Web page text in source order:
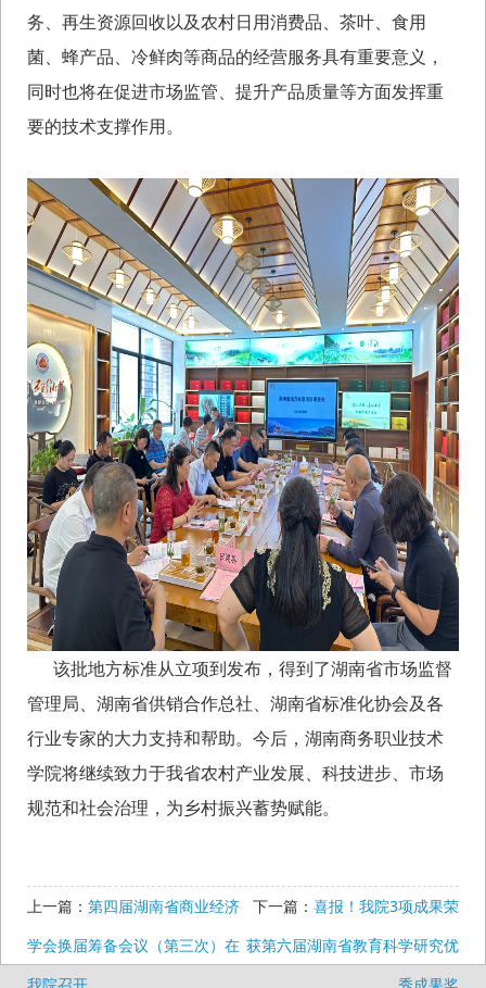
务、再生资源回收以及农村日用消费品、茶叶、食用
菌、蜂产品、冷鲜肉等商品的经营服务具有重要意义，
同时也将在促进市场监管、提升产品质量等方面发挥重
要的技术支撑作用。
该批地方标准从立项到发布，得到了湖南省市场监督
管理局、湖南省供销合作总社、湖南省标准化协会及各
行业专家的大力支持和帮助。今后，湖南商务职业技术
学院将继续致力于我省农村产业发展、科技进步、市场
规范和社会治理，为乡村振兴蓄势赋能。
上一篇： 第四届湖南省商业经济
学会换届筹备会议（第三次）在
下一篇： 喜报！我院3项成果荣
获第六届湖南省教育科学研究优